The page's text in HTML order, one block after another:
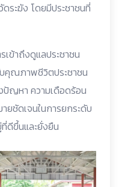
ระฆัง โดยมีประชาชนที่
เข้าถึงดูแลประชาชน
คุณภาพชีวิตประชาชน
ปัญหา ความเดือดร้อน
ยชัดเจนในการยกระดับ
ดีขึ้นและยั่งยืน